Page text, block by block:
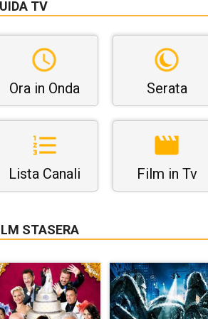
TV
Ora in Onda Serata
Lista Canali Film in Tv
STASERA